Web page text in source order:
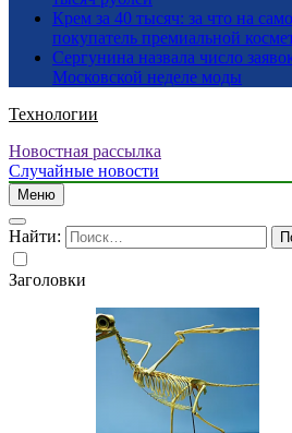
Крем за 40 тысяч: за что на
покупатель премиальной
Сергунина назвала число
Московской неделе моды
Технологии
Новостная рассылка
Случайные новости
Меню
Найти:
Заголовки